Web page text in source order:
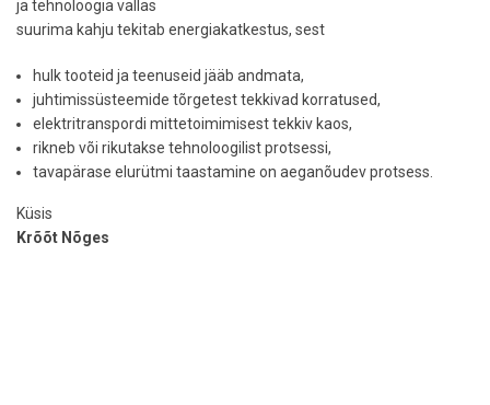
ja tehnoloogia vallas
suurima kahju tekitab energiakatkestus, sest
hulk tooteid ja teenuseid jääb andmata,
juhtimissüsteemide tõrgetest tekkivad korratused,
elektritranspordi mittetoimimisest tekkiv kaos,
rikneb või rikutakse tehnoloogilist protsessi,
tavapärase elurütmi taastamine on aeganõudev protsess.
Küsis
Krõõt Nõges